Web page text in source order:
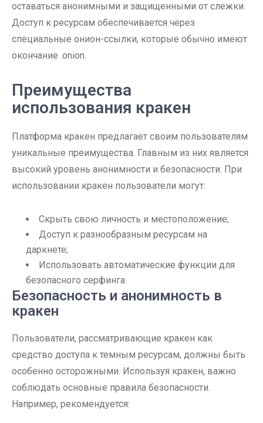
оставаться анонимными и защищенными от слежки.
Доступ к ресурсам обеспечивается через
специальные онион-ссылки, которые обычно имеют
окончание .onion.
Преимущества
использования кракен
Платформа кракен предлагает своим пользователям
уникальные преимущества. Главным из них является
высокий уровень анонимности и безопасности. При
использовании кракен пользователи могут:
Скрыть свою личность и местоположение;
Доступ к разнообразным ресурсам на
даркнете;
Использовать автоматические функции для
безопасного серфинга.
Безопасность и анонимность в
кракен
Пользователи, рассматривающие кракен как
средство доступа к темным ресурсам, должны быть
особенно осторожными. Используя кракен, важно
соблюдать основные правила безопасности.
Например, рекомендуется: